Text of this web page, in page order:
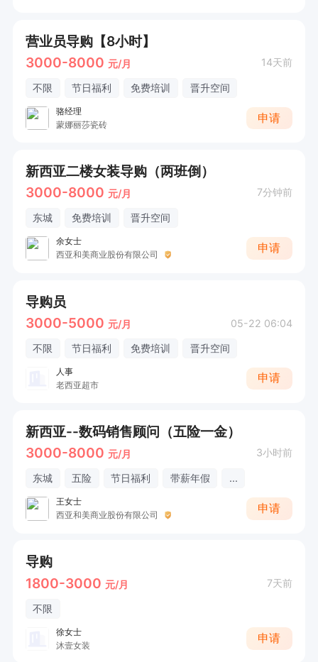
营业员导购【8小时】
3000-8000 元/月 14天前
不限 节日福利 免费培训 晋升空间
骆经理
蒙娜丽莎瓷砖
申请
新西亚二楼女装导购（两班倒）
3000-8000 元/月 7分钟前
东城 免费培训 晋升空间
余女士
西亚和美商业股份有限公司
申请
导购员
3000-5000 元/月 05-22 06:04
不限 节日福利 免费培训 晋升空间
人事
老西亚超市
申请
新西亚--数码销售顾问（五险一金）
3000-8000 元/月 3小时前
东城 五险 节日福利 带薪年假 ...
王女士
西亚和美商业股份有限公司
申请
导购
1800-3000 元/月 7天前
不限
徐女士
沐壹女装
申请